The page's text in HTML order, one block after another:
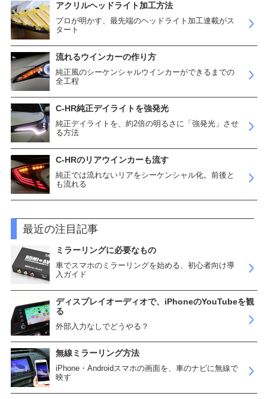
アクリルヘッドライト加工方法
プロが明かす、最先端のヘッドライト加工連載がス
タート
流れるウインカーの作り方
純正風のシーケンシャルウインカーができるまでの
全工程
C-HR純正デイライトを強発光
純正デイライトを、約2倍の明るさに「強発光」させ
る方法
C-HRのリアウインカーも流す
純正では流れないリアをシーケンシャル化。前後と
も流れる
最近の注目記事
ミラーリングに必要なもの
車でスマホのミラーリングを始める、初心者向け導
入ガイド
ディスプレイオーディオで、iPhoneのYouTubeを観
る
外部入力なしでどうやる？
無線ミラーリング方法
iPhone・Androidスマホの画面を、車のナビに無線で
映す